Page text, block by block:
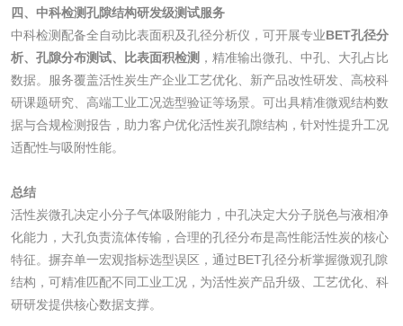
四、中科检测孔隙结构研发级测试服务
中科检测配备全自动比表面积及孔径分析仪，可开展专业BET孔径分
析、孔隙分布测试、比表面积检测 ，精准输出微孔、中孔、大孔占比
数据。服务覆盖活性炭生产企业工艺优化、新产品改性研发、高校科
研课题研究、高端工业工况选型验证等场景。可出具精准微观结构数
据与合规检测报告，助力客户优化活性炭孔隙结构，针对性提升工况
适配性与吸附性能。
总结
活性炭微孔决定小分子气体吸附能力，中孔决定大分子脱色与液相净
化能力，大孔负责流体传输，合理的孔径分布是高性能活性炭的核心
特征。摒弃单一宏观指标选型误区，通过BET孔径分析掌握微观孔隙
结构，可精准匹配不同工业工况，为活性炭产品升级、工艺优化、科
研研发提供核心数据支撑。
磷酸肥料检测
化工试剂
化工原料检测 化学品检测
工业用氯化铵检测